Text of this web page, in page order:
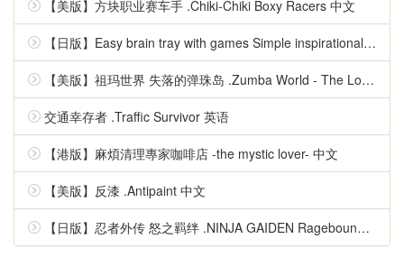
【美版】方块职业赛车手 .Chiki-Chiki Boxy Racers 中文
【日版】Easy brain tray with games Simple inspirational quizzes 日语
【美版】祖玛世界 失落的弹珠岛 .Zumba World - The Lost Marble Island 中文
交通幸存者 .Traffic Survivor 英语
【港版】麻煩清理專家咖啡店 -the mystic lover- 中文
【美版】反漆 .Antipaint 中文
【日版】忍者外传 怒之羁绊 .NINJA GAIDEN Ragebound 中文